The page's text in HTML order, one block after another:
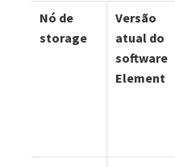
Nó de
storage
Versão
atual do
software
Element